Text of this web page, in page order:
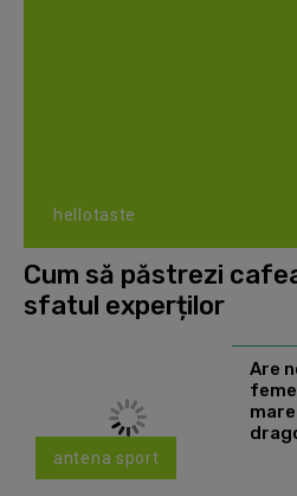
hellotaste
Cum să păstrezi
sfatul experților
antena sport
Are